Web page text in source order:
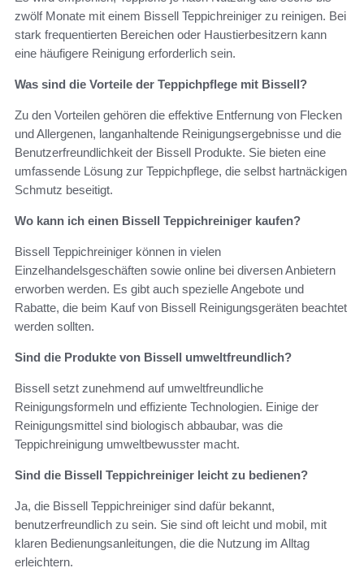
zwölf Monate mit einem Bissell Teppichreiniger zu reinigen. Bei
stark frequentierten Bereichen oder Haustierbesitzern kann
eine häufigere Reinigung erforderlich sein.
Was sind die Vorteile der Teppichpflege mit Bissell?
Zu den Vorteilen gehören die effektive Entfernung von Flecken
und Allergenen, langanhaltende Reinigungsergebnisse und die
Benutzerfreundlichkeit der Bissell Produkte. Sie bieten eine
umfassende Lösung zur Teppichpflege, die selbst hartnäckigen
Schmutz beseitigt.
Wo kann ich einen Bissell Teppichreiniger kaufen?
Bissell Teppichreiniger können in vielen
Einzelhandelsgeschäften sowie online bei diversen Anbietern
erworben werden. Es gibt auch spezielle Angebote und
Rabatte, die beim Kauf von Bissell Reinigungsgeräten beachtet
werden sollten.
Sind die Produkte von Bissell umweltfreundlich?
Bissell setzt zunehmend auf umweltfreundliche
Reinigungsformeln und effiziente Technologien. Einige der
Reinigungsmittel sind biologisch abbaubar, was die
Teppichreinigung umweltbewusster macht.
Sind die Bissell Teppichreiniger leicht zu bedienen?
Ja, die Bissell Teppichreiniger sind dafür bekannt,
benutzerfreundlich zu sein. Sie sind oft leicht und mobil, mit
klaren Bedienungsanleitungen, die die Nutzung im Alltag
erleichtern.